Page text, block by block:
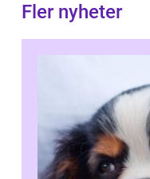
Fler nyheter